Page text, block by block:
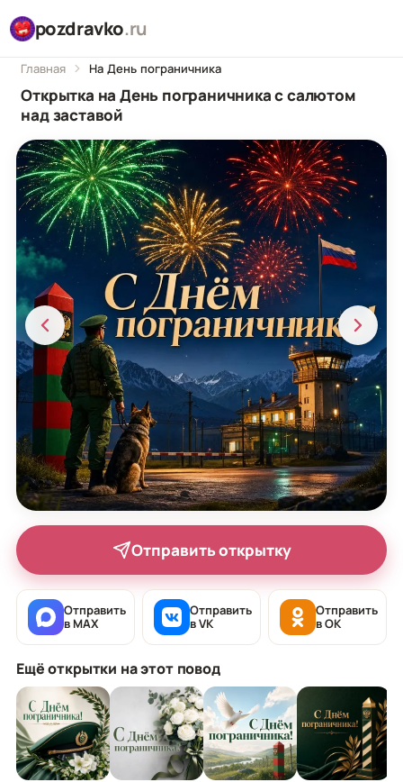
pozdravko.ru
Главная На День пограничника
Открытка на День пограничника с салютом
над заставой
Отправить открытку
Отправить
в MAX
Отправить
в VK
Отправить
в OK
Ещё открытки на этот повод